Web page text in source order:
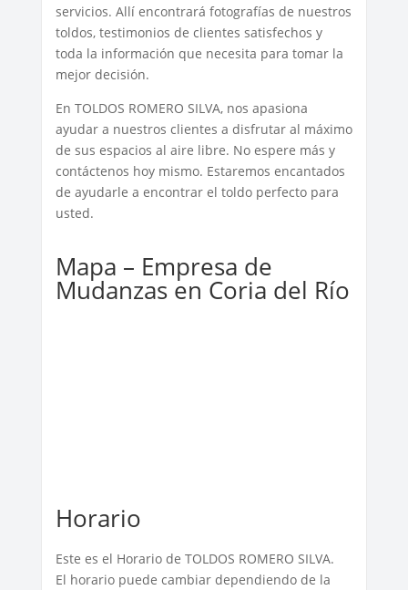
servicios. Allí encontrará fotografías de nuestros
toldos, testimonios de clientes satisfechos y
toda la información que necesita para tomar la
mejor decisión.
En TOLDOS ROMERO SILVA, nos apasiona
ayudar a nuestros clientes a disfrutar al máximo
de sus espacios al aire libre. No espere más y
contáctenos hoy mismo. Estaremos encantados
de ayudarle a encontrar el toldo perfecto para
usted.
Mapa – Empresa de
Mudanzas en Coria del Río
Horario
Este es el Horario de TOLDOS ROMERO SILVA.
El horario puede cambiar dependiendo de la